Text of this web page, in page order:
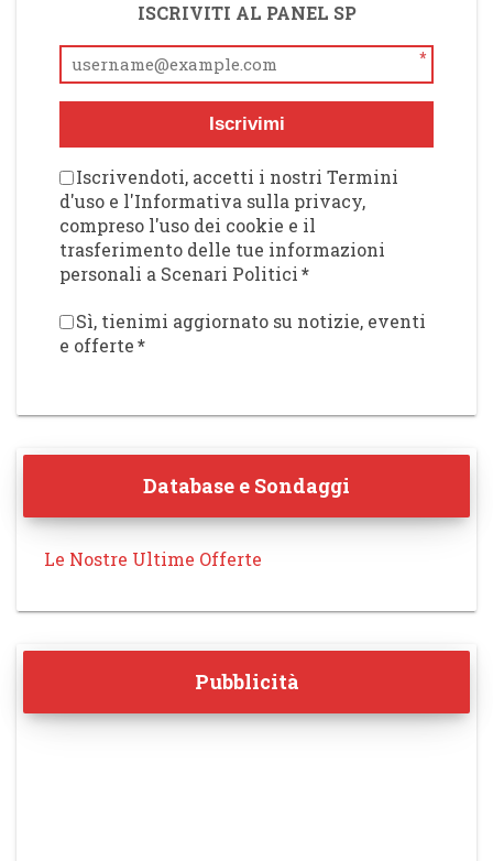
ISCRIVITI AL PANEL SP
*
Iscrivimi
Iscrivendoti, accetti i nostri Termini
d'uso e l'Informativa sulla privacy,
compreso l'uso dei cookie e il
trasferimento delle tue informazioni
personali a Scenari Politici*
Sì, tienimi aggiornato su notizie, eventi
e offerte*
Database e Sondaggi
Le Nostre Ultime Offerte
Pubblicità